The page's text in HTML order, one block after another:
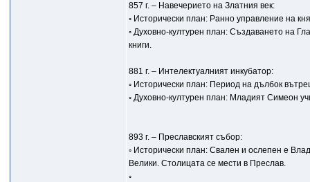
857 г. – Навечерието на Златния век:
◦ Исторически план: Ранно управление на
◦ Духовно-културен план: Създаването на
книги.
881 г. – Интелектуалният инкубатор:
◦ Исторически план: Период на дълбок
◦ Духовно-културен план: Младият Симеон
893 г. – Преславският събор:
◦ Исторически план: Свален и ослепен е
Велики. Столицата се мести в Преслав.
◦